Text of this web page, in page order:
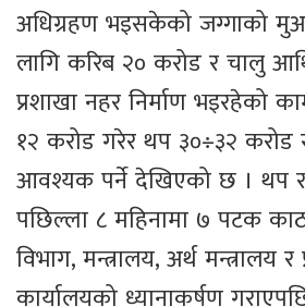
अधिग्रहण भइसकेको जग्गाको
लागि करिब २० करोड र चालु
प्रशाखा नहर निर्माण भइरहेको
१२ करोड गरेर थप ३०÷३२
आवश्यक पर्ने देखिएको छ । थप
पछिल्ला ८ महिनामा ७ पटक
विभाग, मन्त्रालय, अर्थ मन्त्रालय र